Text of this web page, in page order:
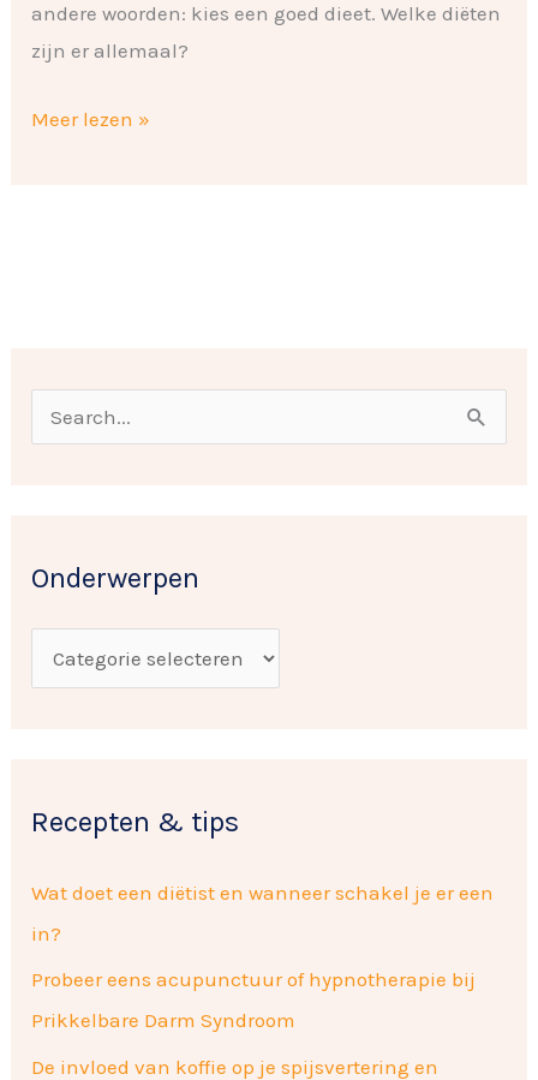
andere woorden: kies een goed dieet. Welke diëten
zijn er allemaal?
Meer lezen »
n
a
Onderwerpen
d
w
p
Recepten & tips
Wat doet een diëtist en wanneer schakel je er een
in?
Probeer eens acupunctuur of hypnotherapie bij
Prikkelbare Darm Syndroom
De invloed van koffie op je spijsvertering en